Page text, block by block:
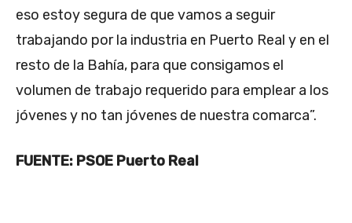
eso estoy segura de que vamos a seguir
trabajando por la industria en Puerto Real y en el
resto de la Bahía, para que consigamos el
volumen de trabajo requerido para emplear a los
jóvenes y no tan jóvenes de nuestra comarca”.
FUENTE: PSOE Puerto Real